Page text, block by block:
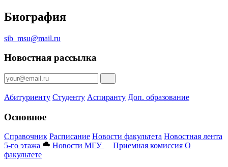
Биография
sib_msu@mail.ru
Новостная рассылка
Абитуриенту Студенту Аспиранту Доп. образование
Основное
Справочник Расписание Новости факультета Новостная лента
5-го этажа
Новости МГУ Приемная комиссия О
факультете